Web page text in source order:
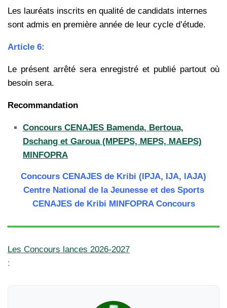
Les lauréats inscrits en qualité de candidats internes
sont admis en première année de leur cycle d’étude.
Article 6:
Le présent arrêté sera enregistré et publié partout où
besoin sera.
Recommandation
Concours CENAJES Bamenda, Bertoua,
Dschang et Garoua (MPEPS, MEPS, MAEPS)
MINFOPRA
Concours CENAJES de Kribi (IPJA, IJA, lAJA)
Centre National de la Jeunesse et des Sports
CENAJES de Kribi MINFOPRA Concours
Les Concours lances 2026-2027
: